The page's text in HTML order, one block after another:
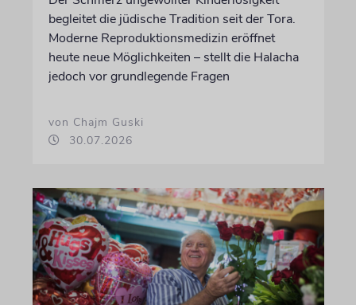
begleitet die jüdische Tradition seit der Tora.
Moderne Reproduktionsmedizin eröffnet
heute neue Möglichkeiten – stellt die Halacha
jedoch vor grundlegende Fragen
von Chajm Guski
30.07.2026